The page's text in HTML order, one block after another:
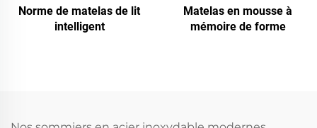
Norme de matelas de lit
intelligent
Matelas en mousse à
mémoire de forme